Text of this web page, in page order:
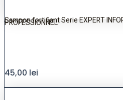
Sampon fortifiant Serie EXPERT
PROFESSIONNEL
45,00 lei